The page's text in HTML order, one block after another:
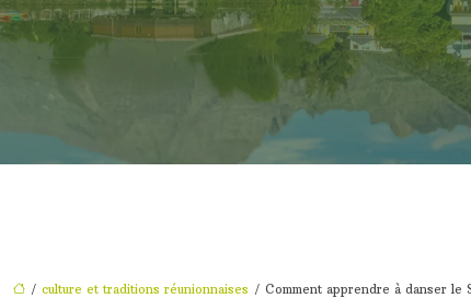
/ culture et traditions réunionnaises / Comment apprendre à danser le